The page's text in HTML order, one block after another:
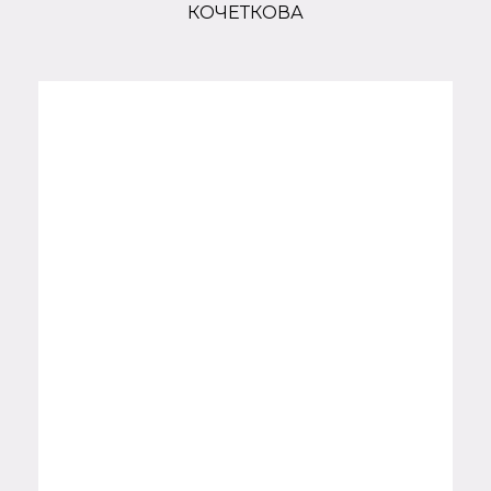
КОЧЕТКОВА